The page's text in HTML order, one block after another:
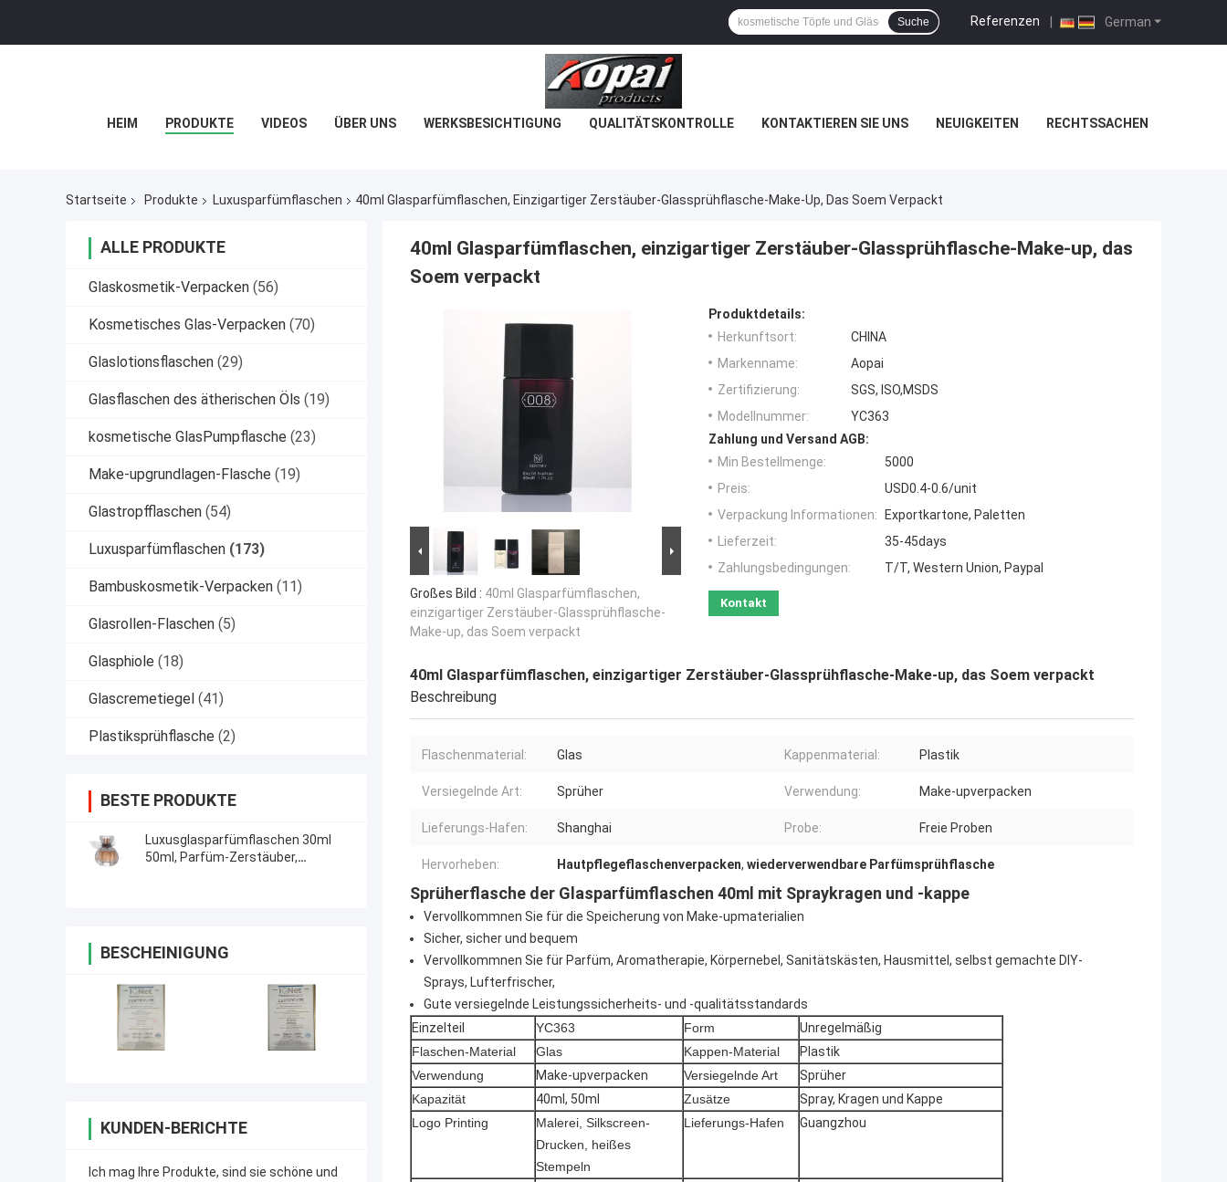
German
Referenzen |
Suche
HEIM PRODUKTE VIDEOS ÜBER UNS WERKSBESICHTIGUNG QUALITÄTSKONTROLLE KONTAKTIEREN SIE UNS NEUIGKEITEN RECHTSSACHEN
Startseite Produkte Luxusparfümflaschen 40ml Glasparfümflaschen, Einzigartiger Zerstäuber-Glassprühflasche-Make-Up, Das Soem Verpackt
ALLE PRODUKTE
Glaskosmetik-Verpacken (56)
Kosmetisches Glas-Verpacken (70)
Glaslotionsflaschen (29)
Glasflaschen des ätherischen Öls (19)
kosmetische GlasPumpflasche (23)
Make-upgrundlagen-Flasche (19)
Glastropfflaschen (54)
Luxusparfümflaschen (173)
Bambuskosmetik-Verpacken (11)
Glasrollen-Flaschen (5)
Glasphiole (18)
Glascremetiegel (41)
Plastiksprühflasche (2)
BESTE PRODUKTE
Luxusglasparfümflaschen 30ml
50ml, Parfüm-Zerstäuber,
BESCHEINIGUNG
KUNDEN-BERICHTE
Ich mag Ihre Produkte, sind sie schöne und
40ml Glasparfümflaschen, einzigartiger Zerstäuber-Glassprühflasche-Make-up, das
Soem verpackt
Großes Bild : 40ml Glasparfümflaschen,
einzigartiger Zerstäuber-Glassprühflasche-
Make-up, das Soem verpackt
Produktdetails:
Herkunftsort:
CHINA
Markenname:
Aopai
Zertifizierung:
SGS, ISO,MSDS
Modellnummer:
YC363
Zahlung und Versand AGB:
Min Bestellmenge:
5000
Preis:
USD0.4-0.6/unit
Verpackung Informationen:
Exportkartone, Paletten
Lieferzeit:
35-45days
Zahlungsbedingungen:
T/T, Western Union, Paypal
Kontakt
40ml Glasparfümflaschen, einzigartiger Zerstäuber-Glassprühflasche-Make-up, das Soem verpackt
Beschreibung
Flaschenmaterial: Glas Kappenmaterial: Plastik
Versiegelnde Art: Sprüher Verwendung: Make-upverpacken
Lieferungs-Hafen: Shanghai Probe: Freie Proben
Hervorheben: Hautpflegeflaschenverpacken, wiederverwendbare Parfümsprühflasche
Sprüherflasche der Glasparfümflaschen 40ml mit Spraykragen und -kappe
Vervollkommnen Sie für die Speicherung von Make-upmaterialien
Sicher, sicher und bequem
Vervollkommnen Sie für Parfüm, Aromatherapie, Körpernebel, Sanitätskästen, Hausmittel, selbst gemachte DIY-
Sprays, Lufterfrischer,
Gute versiegelnde Leistungssicherheits- und -qualitätsstandards
Einzelteil
YC363 Form
Unregelmäßig
Flaschen-Material
Glas Kappen-Material
Plastik
Verwendung
Make-upverpacken Versiegelnde Art
Sprüher
Kapazität
40ml, 50ml Zusätze
Spray, Kragen und Kappe
Logo Printing
Malerei, Silkscreen-
Drucken, heißes
Stempeln
Lieferungs-Hafen Guangzhou